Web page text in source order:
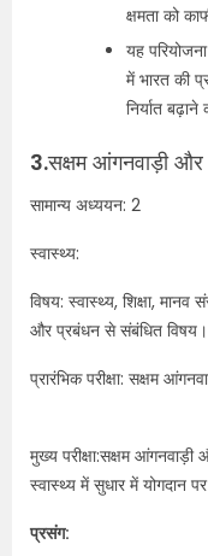
क्षमता को
यह
में भारत की
निर्यात
3.सक्षम आंगनवाड़ी
सामान्य अध्ययन: 2
स्‍वास्‍थ्‍य:
विषय: स्वास्थ्य, शिक्षा,
और प्रबंधन से संबंधित विषय।
प्रारंभिक परीक्षा: सक्षम
मुख्य परीक्षा:सक्षम
स्‍वास्‍थ्‍य में सुधार में योगदान
प्रसंग: